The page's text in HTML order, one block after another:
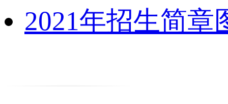
2021年招生简章